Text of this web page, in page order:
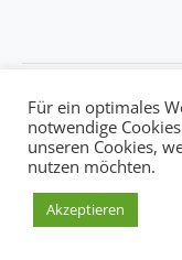
Copyright © 2026
Für ein optimales
notwendige
unseren Cookies,
nutzen möchten.
Akzeptieren